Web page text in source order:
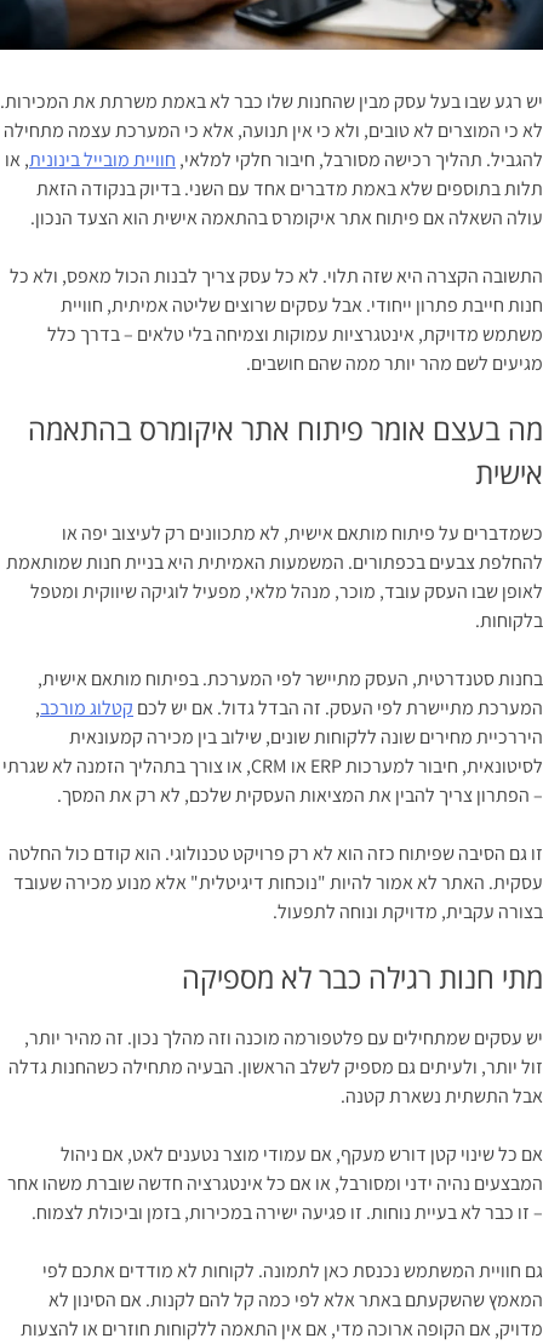
יש רגע שבו בעל עסק מבין שהחנות שלו כבר לא באמת משרתת את המכירות.
לא כי המוצרים לא טובים, ולא כי אין תנועה, אלא כי המערכת עצמה מתחילה
להגביל. תהליך רכישה מסורבל, חיבור חלקי למלאי, חוויית מובייל בינונית, או
תלות בתוספים שלא באמת מדברים אחד עם השני. בדיוק בנקודה הזאת
עולה השאלה אם פיתוח אתר איקומרס בהתאמה אישית הוא הצעד הנכון.
התשובה הקצרה היא שזה תלוי. לא כל עסק צריך לבנות הכול מאפס, ולא כל
חנות חייבת פתרון ייחודי. אבל עסקים שרוצים שליטה אמיתית, חוויית
משתמש מדויקת, אינטגרציות עמוקות וצמיחה בלי טלאים – בדרך כלל
מגיעים לשם מהר יותר ממה שהם חושבים.
מה בעצם אומר פיתוח אתר איקומרס בהתאמה
אישית
כשמדברים על פיתוח מותאם אישית, לא מתכוונים רק לעיצוב יפה או
להחלפת צבעים בכפתורים. המשמעות האמיתית היא בניית חנות שמותאמת
לאופן שבו העסק עובד, מוכר, מנהל מלאי, מפעיל לוגיקה שיווקית ומטפל
בלקוחות.
בחנות סטנדרטית, העסק מתיישר לפי המערכת. בפיתוח מותאם אישית,
המערכת מתיישרת לפי העסק. זה הבדל גדול. אם יש לכם קטלוג מורכב,
היררכיית מחירים שונה ללקוחות שונים, שילוב בין מכירה קמעונאית
לסיטונאית, חיבור למערכות ERP או CRM, או צורך בתהליך הזמנה לא שגרתי
– הפתרון צריך להבין את המציאות העסקית שלכם, לא רק את המסך.
זו גם הסיבה שפיתוח כזה הוא לא רק פרויקט טכנולוגי. הוא קודם כול החלטה
עסקית. האתר לא אמור להיות "נוכחות דיגיטלית" אלא מנוע מכירה שעובד
בצורה עקבית, מדויקת ונוחה לתפעול.
מתי חנות רגילה כבר לא מספיקה
יש עסקים שמתחילים עם פלטפורמה מוכנה וזה מהלך נכון. זה מהיר יותר,
זול יותר, ולעיתים גם מספיק לשלב הראשון. הבעיה מתחילה כשהחנות גדלה
אבל התשתית נשארת קטנה.
אם כל שינוי קטן דורש מעקף, אם עמודי מוצר נטענים לאט, אם ניהול
המבצעים נהיה ידני ומסורבל, או אם כל אינטגרציה חדשה שוברת משהו אחר
– זו כבר לא בעיית נוחות. זו פגיעה ישירה במכירות, בזמן וביכולת לצמוח.
גם חוויית המשתמש נכנסת כאן לתמונה. לקוחות לא מודדים אתכם לפי
המאמץ שהשקעתם באתר אלא לפי כמה קל להם לקנות. אם הסינון לא
מדויק, אם הקופה ארוכה מדי, אם אין התאמה ללקוחות חוזרים או להצעות